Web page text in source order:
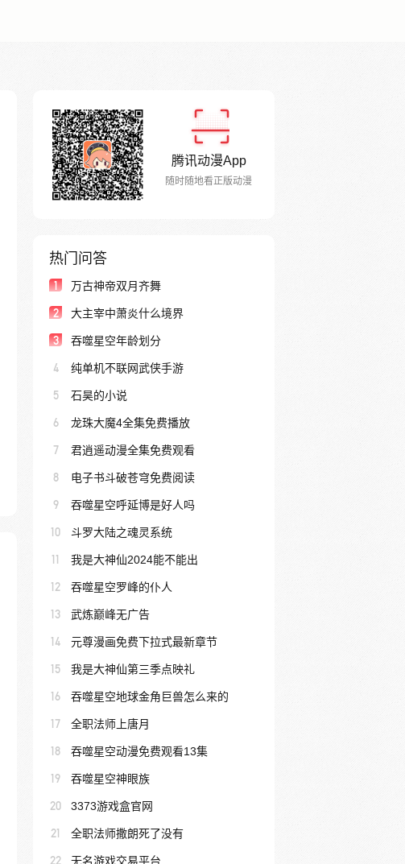
腾讯动漫App
随时随地看正版动漫
热门问答
1 万古神帝双月齐舞
2 大主宰中萧炎什么境界
3 吞噬星空年龄划分
4 纯单机不联网武侠手游
5 石昊的小说
6 龙珠大魔4全集免费播放
7 君逍遥动漫全集免费观看
8 电子书斗破苍穹免费阅读
9 吞噬星空呼延博是好人吗
10 斗罗大陆之魂灵系统
11 我是大神仙2024能不能出
12 吞噬星空罗峰的仆人
13 武炼巅峰无广告
14 元尊漫画免费下拉式最新章节
15 我是大神仙第三季点映礼
16 吞噬星空地球金角巨兽怎么来的
17 全职法师上唐月
18 吞噬星空动漫免费观看13集
19 吞噬星空神眼族
20 3373游戏盒官网
21 全职法师撒朗死了没有
22 无名游戏交易平台